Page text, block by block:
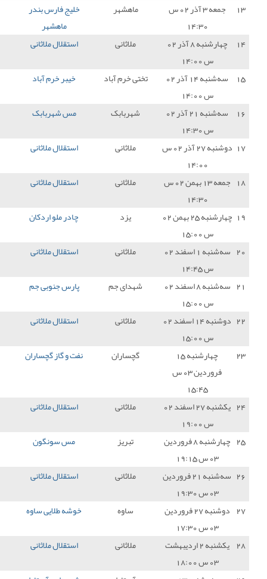
ماهشهر
خلیج فارس بندر
ماهشهر
0 - 1 استقلال ملاثانی
ملاثانی استقلال ملاثانی 2 - 2 دریا بابل
خرم آباد خیبر خرم آباد 2 - 0 استقلال ملاثانی
مس شهربابک 2 - 0 استقلال ملاثانی
ملاثانی استقلال ملاثانی 1 - 0 آریو اسلامشهر
ملاثانی استقلال ملاثانی 1 - 1 شهر راز شیراز
چادر ملو اردکان 1 - 0 استقلال ملاثانی
ملاثانی استقلال ملاثانی 2 - 1 داماش گیلان
جم پارس جنوبی جم 1 - 1 استقلال ملاثانی
ملاثانی استقلال ملاثانی 1 - 1 سایپا
نفت و گاز گچساران 1 - 1 استقلال ملاثانی
ملاثانی استقلال ملاثانی 1 - 1 نفت مسجد سلیمان
مس سونگون 1 - 0 استقلال ملاثانی
ملاثانی استقلال ملاثانی 0 - 0 مس کرمان
خوشه طلایی ساوه 0 - 2 استقلال ملاثانی
ملاثانی استقلال ملاثانی 0 - 3 فجر سپاسی